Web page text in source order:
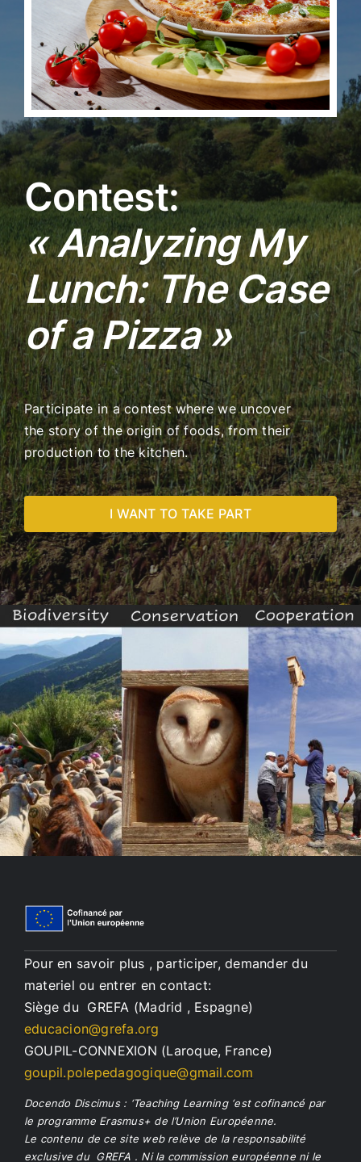
Contest:
« Analyzing My
Lunch: The Case
of a Pizza »
Participate in a contest where we uncover
the story of the origin of foods, from their
production to the kitchen.
I WANT TO TAKE PART
Pour en savoir plus , participer, demander du
materiel ou entrer en contact:
Siège du GREFA (Madrid , Espagne)
educacion@grefa.org
GOUPIL-CONNEXION (Laroque, France)
goupil.polepedagogique@gmail.com
Docendo Discimus : ‘Teaching Learning ‘est cofinancé par
le programme Erasmus+ de l’Union Européenne.
Le contenu de ce site web relève de la responsabilité
exclusive du GREFA . Ni la commission européenne ni le